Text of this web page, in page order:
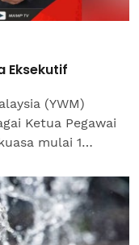
Eksekutif
(YWM)
Ketua Pegawai
mulai 1